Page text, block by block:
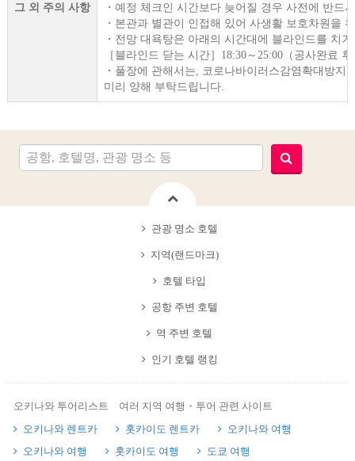
그 외 주의 사항
・예정 체크인 시간보다 늦어질 경우 사전에 반
・본관과 별관이 인접해 있어 사생활 보호차원을
・전망 대욕탕은 아래의 시간대에 블라인드를 치
［블라인드 닫는 시간］18:30～25:00（공사완료
・풀장에 관해서는, 코로나바이러스감염확대방
미리 양해 부탁드립니다.
관광 명소 호텔
지역(랜드마크)
호텔 타입
공항 주변 호텔
역 주변 호텔
인기 호텔 랭킹
오키나와 투어리스트 여러 지역 여행・투어 관련 사이트
오키나와 렌트카
홋카이도 렌트카
오키나와 여행
오키나와 여행
홋카이도 여행 도쿄 여행